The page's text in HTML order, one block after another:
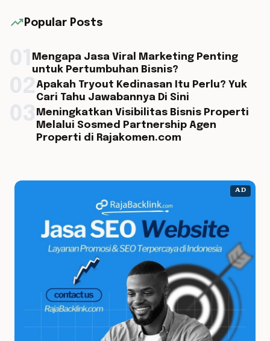
trending_up Popular Posts
Mengapa Jasa Viral Marketing Penting
untuk Pertumbuhan Bisnis?
Apakah Tryout Kedinasan Itu Perlu? Yuk
Cari Tahu Jawabannya Di Sini
Meningkatkan Visibilitas Bisnis Properti
Melalui Sosmed Partnership Agen
Properti di Rajakomen.com
AD